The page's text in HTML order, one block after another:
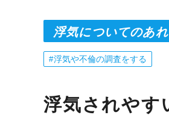
浮気についてのあ
浮気や不倫の調査をする
浮気されやす